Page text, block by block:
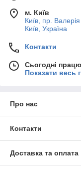
м. Київ
Київ, пр.
Київ, Україна
Контакти
Сьогодні
Показати весь
Про нас
Контакти
Доставка та оплата